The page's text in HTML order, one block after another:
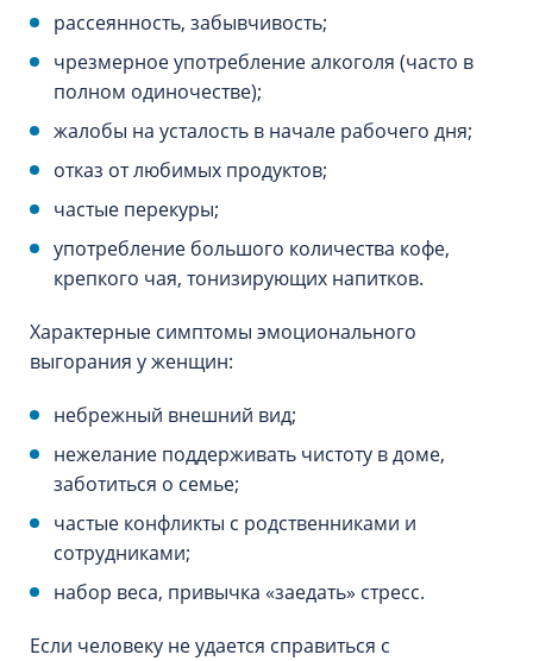
рассеянность, забывчивость;
чрезмерное употребление алкоголя (часто в
полном одиночестве);
жалобы на усталость в начале рабочего дня;
отказ от любимых продуктов;
частые перекуры;
употребление большого количества кофе,
крепкого чая, тонизирующих напитков.
Характерные симптомы эмоционального
выгорания у женщин:
небрежный внешний вид;
нежелание поддерживать чистоту в доме,
заботиться о семье;
частые конфликты с родственниками и
сотрудниками;
набор веса, привычка «заедать» стресс.
Если человеку не удается справиться с